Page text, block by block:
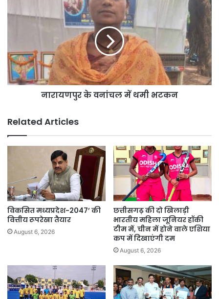
के
भटकन
नारायणपुर के वनांचल में थमी भटकन
Related Articles
विकसित मध्यप्रदेश-2047’ की
वित्तीय रूपरेखा तैयार
August 6, 2026
छत्तीसगढ़ की दो खिलाड़ी
भारतीय महिला जूनियर हॉकी
टीम में, चीन में होने वाले एशिया
कप में दिखाएंगी दम
August 6, 2026